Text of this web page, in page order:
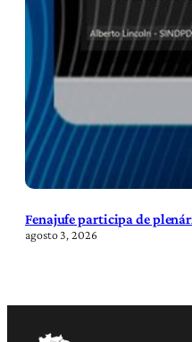
Fenajufe participa de
agosto 3, 2026